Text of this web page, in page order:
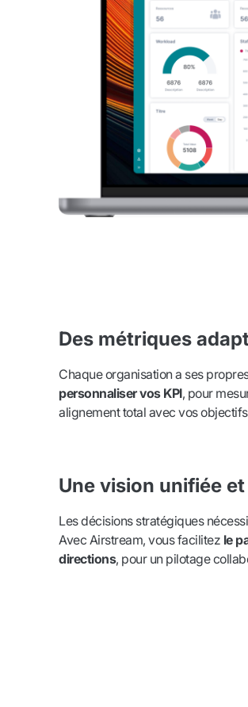
Des métriques
Chaque organisation a ses
personnaliser vos KPI, pour
alignement total avec vos
Une vision unifiée
Les décisions stratégiques
Avec Airstream, vous facilitez le
directions, pour un pilotage